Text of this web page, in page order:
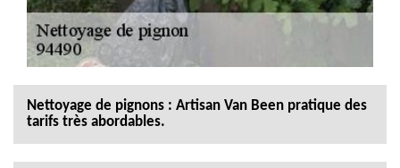
Nettoyage de pignons : Artisan Van Been pratique des
tarifs très abordables.